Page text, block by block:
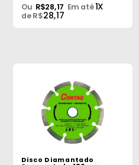
Ou R$28,17 Em até1X
de R$28,17
Disco Diamantado